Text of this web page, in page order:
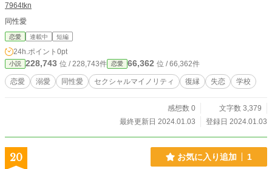
7964tkn
同性愛
恋愛 連載中 短編
24h.ポイント 0pt
小説 228,743 位 / 228,743件 恋愛 66,362 位 / 66,362件
恋愛 溺愛 同性愛 セクシャルマイノリティ 復縁 失恋 学校
感想数 0
文字数 3,379
最終更新日 2024.01.03
登録日 2024.01.03
20 お気に入り追加 1